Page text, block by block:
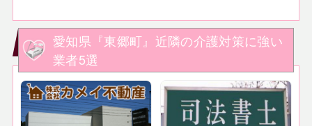
愛知県『東郷町』近隣の介護対策に強い
業者5選